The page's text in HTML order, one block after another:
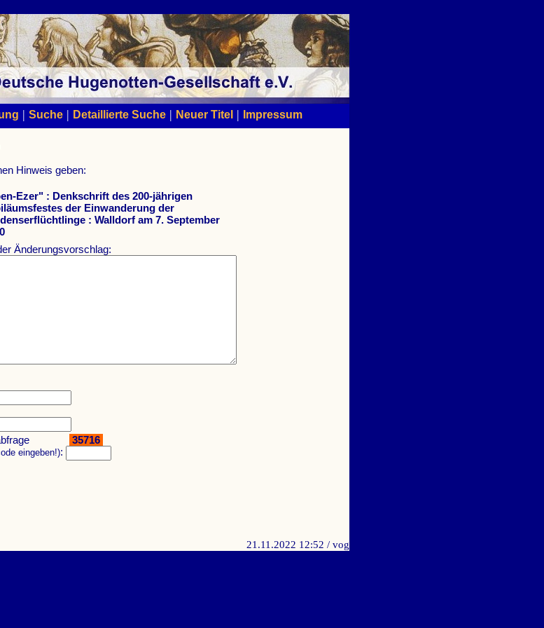
| Suche | Detaillierte Suche | Neuer Titel | Impressum
Hinweis geben:
Ezer" : Denkschrift des 200-jährigen
der Einwanderung der
: Walldorf am 7. September
Änderungsvorschlag:
eingeben!):
35716
21.11.2022 12:52 / vog